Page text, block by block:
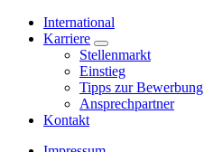
International
Karriere
Stellenmarkt
Einstieg
Tipps zur Bewerbung
Ansprechpartner
Kontakt